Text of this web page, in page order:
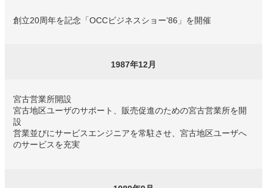
創立20周年を記念「OCCビジネスショー’86」を開催
1987年12月
宮古営業所開設
宮古地区ユーザのサポート、販売促進のための宮古営業所を開
設
営業並びにサービスエンジニアを常駐させ、宮古地区ユーザへ
のサービスを充実